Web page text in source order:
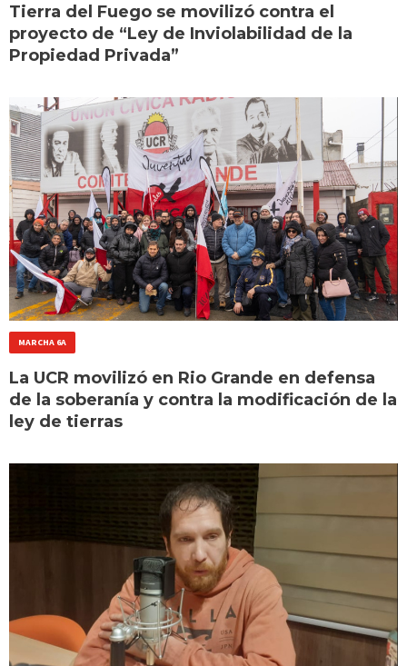
Tierra del Fuego se movilizó contra el
proyecto de “Ley de Inviolabilidad de la
Propiedad Privada”
MARCHA 6A
La UCR movilizó en Rio Grande en defensa
de la soberanía y contra la modificación de la
ley de tierras